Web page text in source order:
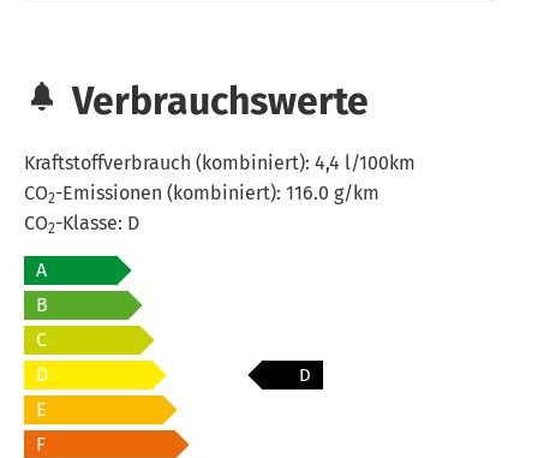
Verbrauchswerte
Kraftstoffverbrauch (kombiniert): 4,4 l/100km
CO2-Emissionen (kombiniert): 116.0 g/km
CO2-Klasse: D
A
B
C
D
D
E
F